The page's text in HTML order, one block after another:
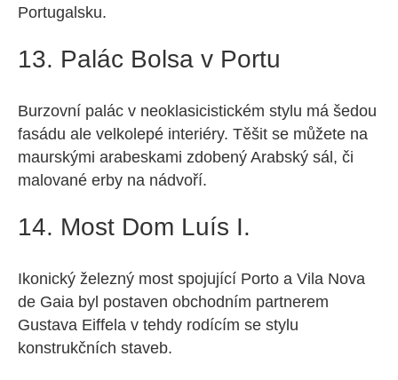
Portugalsku.
13. Palác Bolsa v Portu
Burzovní palác v neoklasicistickém stylu má šedou
fasádu ale velkolepé interiéry. Těšit se můžete na
maurskými arabeskami zdobený Arabský sál, či
malované erby na nádvoří.
14. Most Dom Luís I.
Ikonický železný most spojující Porto a Vila Nova
de Gaia byl postaven obchodním partnerem
Gustava Eiffela v tehdy rodícím se stylu
konstrukčních staveb.